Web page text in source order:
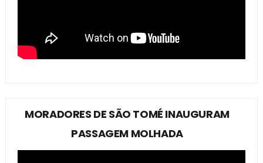
MORADORES DE SÃO TOMÉ INAUGURAM
PASSAGEM MOLHADA